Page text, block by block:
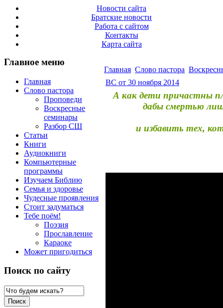
Новости сайта
Братские новости
Работа с сайтом
Контакты
Карта сайта
Главное меню
Главная
Слово пастора
Проповеди
Воскресные
семинары
Разбор СШ
Статьи
Книги
Аудиокниги
Компьютерные
программы
Изучаем Библию
Семья и здоровье
Чудесные проявления
Стоит задуматься
Тебе поём!
Поэзия
Прославление
Караоке
Может пригодиться
Поиск по сайту
Главная Слово пастора
ВС от 30 ноября 2014
А как дети причастны
дабы смертью
и избавить тех,